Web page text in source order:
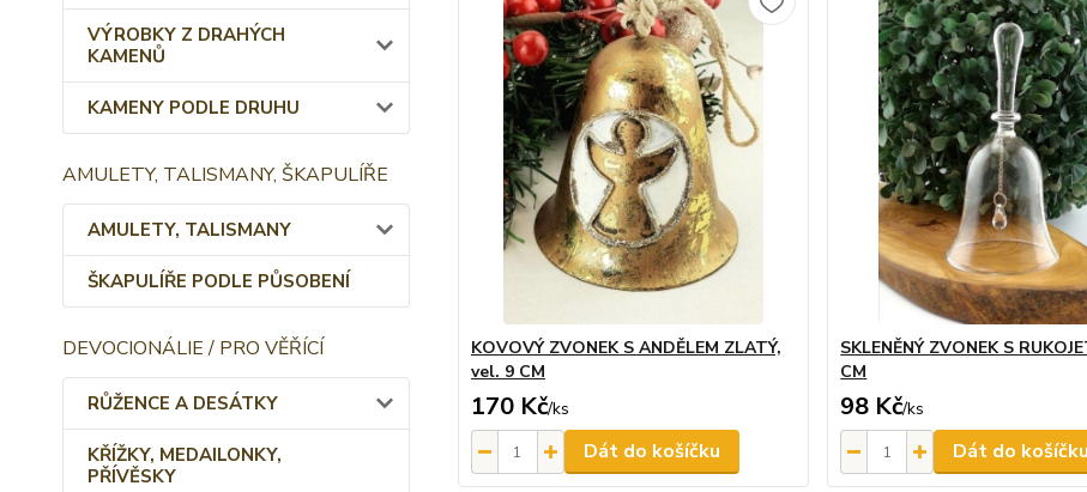
VÝROBKY Z DRAHÝCH
KAMENŮ
KAMENY PODLE DRUHU
AMULETY, TALISMANY, ŠKAPULÍŘE
AMULETY, TALISMANY
ŠKAPULÍŘE PODLE PŮSOBENÍ
DEVOCIONÁLIE / PRO VĚŘÍCÍ
RŮŽENCE A DESÁTKY
KŘÍŽKY, MEDAILONKY,
PŘÍVĚSKY
KOVOVÝ ZVONEK S ANDĚLEM ZLATÝ,
vel. 9 CM
170 Kč/ks
Dát do košíčku
SKLENĚNÝ ZVONEK S
CM
98 Kč/ks
Dát do košíčku